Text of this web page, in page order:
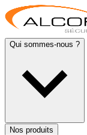
Qui sommes-nous ?
Nos produits